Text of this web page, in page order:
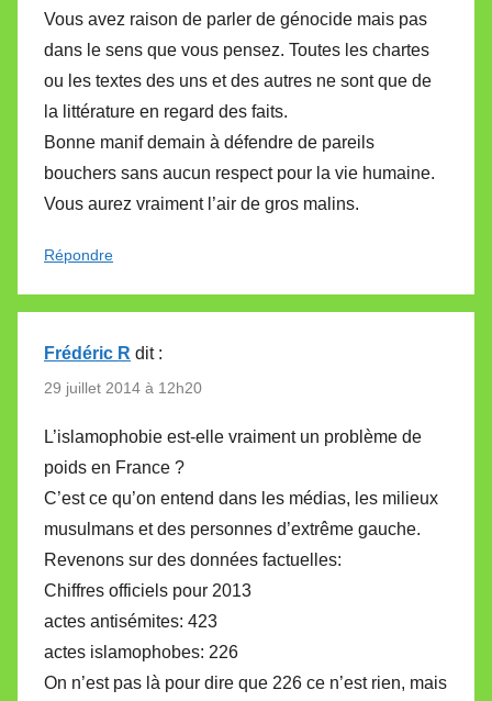
Vous avez raison de parler de génocide mais pas
dans le sens que vous pensez. Toutes les chartes
ou les textes des uns et des autres ne sont que de
la littérature en regard des faits.
Bonne manif demain à défendre de pareils
bouchers sans aucun respect pour la vie humaine.
Vous aurez vraiment l’air de gros malins.
Répondre
Frédéric R dit :
29 juillet 2014 à 12h20
L’islamophobie est-elle vraiment un problème de
poids en France ?
C’est ce qu’on entend dans les médias, les milieux
musulmans et des personnes d’extrême gauche.
Revenons sur des données factuelles:
Chiffres officiels pour 2013
actes antisémites: 423
actes islamophobes: 226
On n’est pas là pour dire que 226 ce n’est rien, mais